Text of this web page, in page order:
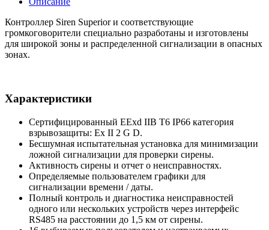
Контроллер Siren Superior и соответствующие
громкоговорители специально разработаны и изготовлены
для широкой зоны и распределенной сигнализации в опасных
зонах.
Характеристики
Сертифицированный EExd IIB T6 IP66 категория
взрывозащиты: Ex II 2 G D.
Бесшумная испытательная установка для минимизации
ложной сигнализации для проверки сирены.
Активность сирены и отчет о неисправностях.
Определяемые пользователем графики для
сигнализации времени / даты.
Полный контроль и диагностика неисправностей
одного или нескольких устройств через интерфейс
RS485 на расстоянии до 1,5 км от сирены.